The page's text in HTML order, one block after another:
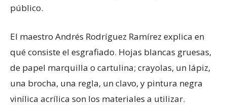
público.
El maestro Andrés Rodríguez Ramírez explica en
qué consiste el esgrafiado. Hojas blancas gruesas,
de papel marquilla o cartulina; crayolas, un lápiz,
una brocha, una regla, un clavo, y pintura negra
vinílica acrílica son los materiales a utilizar.